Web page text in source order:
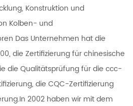
Konstruktion und
Kolben- und
Das Unternehmen hat die
die Zertifizierung für chinesische
die Qualitätsprüfung für die ccc-
die CQC-Zertifizierung
2002 haben wir mit dem